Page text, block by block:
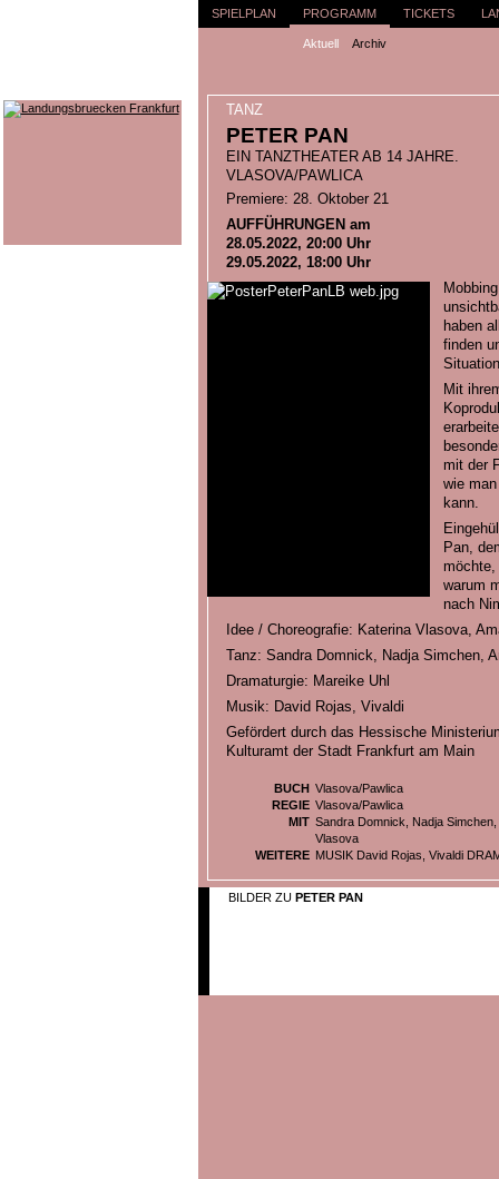
SPIELPLAN PROGRAMM
Aktuell Archiv
TICKETS
TANZ
PETER PAN
EIN TANZTHEATER AB 14 JAHRE.
VLASOVA/PAWLICA
Premiere: 28. Oktober 21
AUFFÜHRUNGEN am
28.05.2022, 20:00 Uhr
29.05.2022, 18:00 Uhr
haben
finden
Mit
mit der
wie
kann.
Pan,
möchte,
warum
nach
Idee / Choreografie: Katerina Vlasova,
Tanz: Sandra Domnick, Nadja Simchen,
Dramaturgie: Mareike Uhl
Musik: David Rojas, Vivaldi
Gefördert durch das Hessische
Kulturamt der Stadt Frankfurt am Main
BUCH Vlasova/Pawlica
REGIE Vlasova/Pawlica
MIT Sandra Domnick, Nadja
Vlasova
WEITERE MUSIK David Rojas, Vivaldi
BILDER ZU PETER PAN